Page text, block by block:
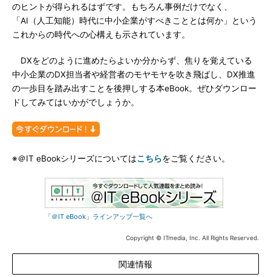
のヒントが得られるはずです。もちろん事例だけでなく、
「AI（人工知能）時代に中小企業がすべきこととは何か」という
これからの時代への心構えも示されています。
DXをどのように進めたらよいか分からず、焦りを覚えている
中小企業のDX担当者や経営者のモヤモヤを吹き飛ばし、DX推進
の一歩目を踏み出すことを後押しする本eBook。ぜひダウンロー
ドしてみてはいかがでしょうか。
※＠IT eBookシリーズについてはこちらをご覧ください。
「＠IT eBook」ラインアップ一覧へ
Copyright © ITmedia, Inc. All Rights Reserved.
関連情報